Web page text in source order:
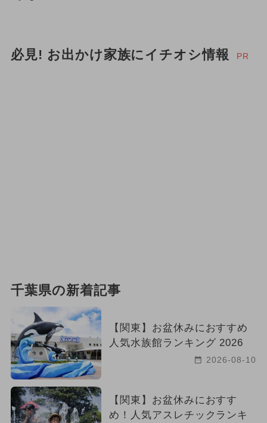
必見! お出かけ家族にイチオシ情報 PR
千葉県の新着記事
【関東】お盆休みにおすすめ
人気水族館ランキング 2026
2026-08-10
【関東】お盆休みにおすす
め！人気アスレチックランキ